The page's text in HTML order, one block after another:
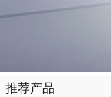
推荐产品